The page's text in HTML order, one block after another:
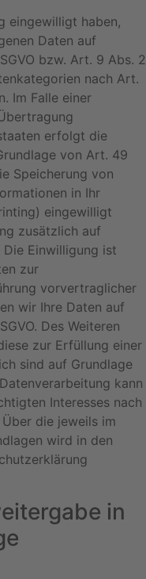
eingewilligt haben,
Daten auf
bzw. Art. 9 Abs. 2
nach Art.
Im Falle einer
erfolgt die
von Art. 49
Speicherung von
in Ihr
eingewilligt
zusätzlich auf
Die Einwilligung ist
zur
vorvertraglicher
wir Ihre Daten auf
Des Weiteren
zur Erfüllung einer
sind auf Grundlage
kann
Interesses nach
die jeweils im
wird in den
in